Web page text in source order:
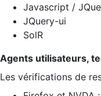
Javascript /
JQuery-ui
SolR
Agents utilisateurs,
Les vérifications de